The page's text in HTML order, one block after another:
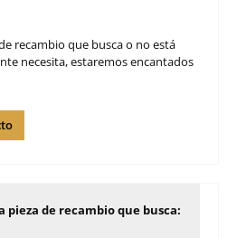
recambio que busca o no está
necesita, estaremos encantados
de recambio que busca: